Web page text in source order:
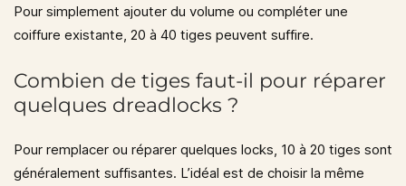
Pour simplement ajouter du volume ou compléter une
coiffure existante, 20 à 40 tiges peuvent suffire.
Combien de tiges faut-il pour réparer
quelques dreadlocks ?
Pour remplacer ou réparer quelques locks, 10 à 20 tiges sont
généralement suffisantes. L’idéal est de choisir la même